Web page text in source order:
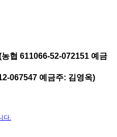
협 611066-52-072151 예금
067547 예금주: 김영옥)
다.